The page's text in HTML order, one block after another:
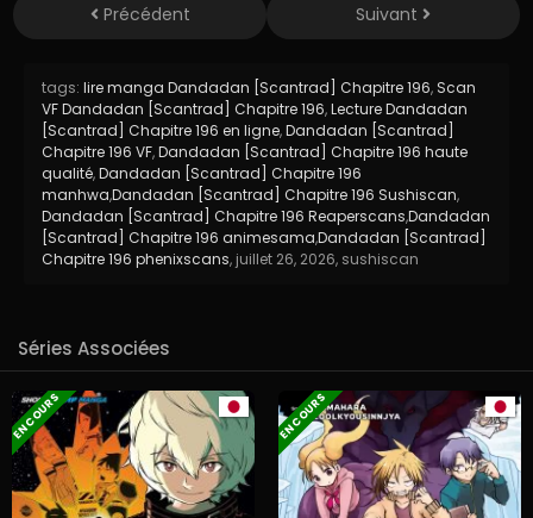
Précédent Suivant
tags: lire manga Dandadan [Scantrad] Chapitre 196, Scan
VF Dandadan [Scantrad] Chapitre 196,Lecture Dandadan
[Scantrad] Chapitre 196 en ligne,Dandadan [Scantrad]
Chapitre 196 VF,Dandadan [Scantrad] Chapitre 196 haute
qualité,Dandadan [Scantrad] Chapitre 196
manhwa,Dandadan [Scantrad] Chapitre 196 Sushiscan,
Dandadan [Scantrad] Chapitre 196 Reaperscans,Dandadan
[Scantrad] Chapitre 196 animesama,Dandadan [Scantrad]
Chapitre 196 phenixscans, juillet 26, 2026, sushiscan
Séries Associées
EN COURS EN COURS